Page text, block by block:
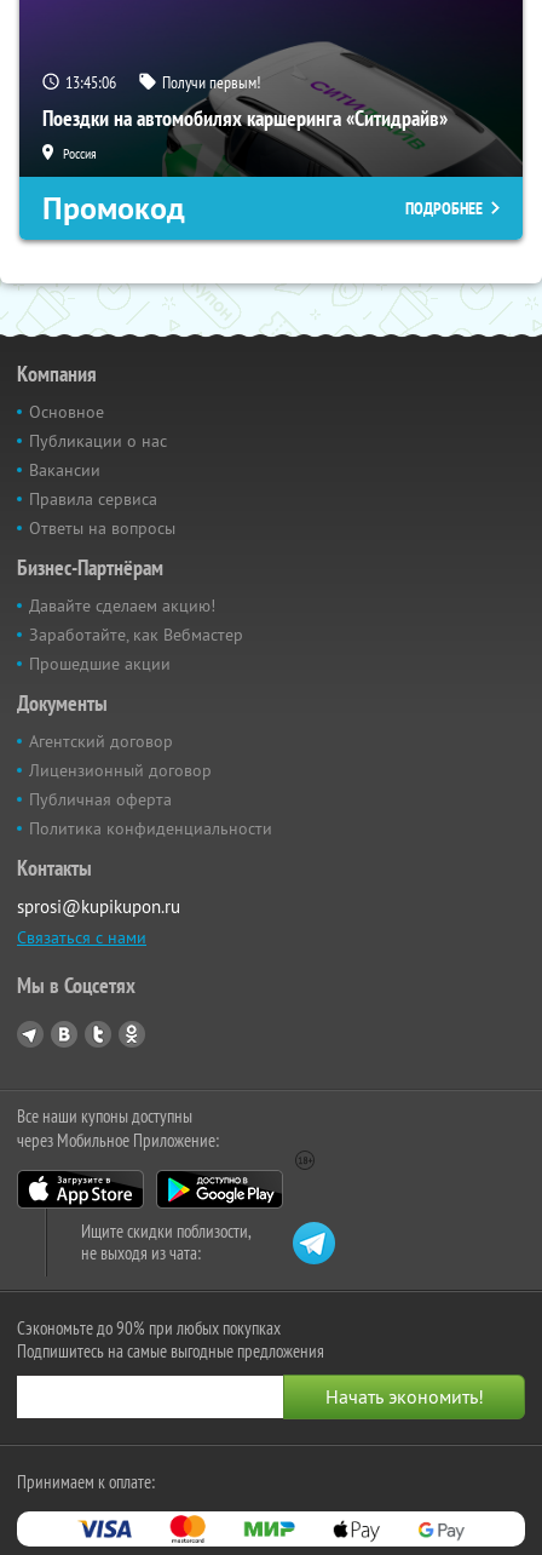
13:45:05 Получи первым!
Поездки на автомобилях каршеринга «Ситидрайв»
Россия
Промокод ПОДРОБНЕЕ
Компания
Основное
Публикации о нас
Вакансии
Правила сервиса
Ответы на вопросы
Бизнес-Партнёрам
Давайте сделаем акцию!
Заработайте, как Вебмастер
Прошедшие акции
Документы
Агентский договор
Лицензионный договор
Публичная оферта
Политика конфиденциальности
Контакты
sprosi@kupikupon.ru
Связаться с нами
Мы в Соцсетях
Все наши купоны доступны
через Мобильное Приложение:
Ищите скидки поблизости,
не выходя из чата:
Сэкономьте до 90% при любых покупках
Подпишитесь на самые выгодные предложения
Принимаем к оплате: